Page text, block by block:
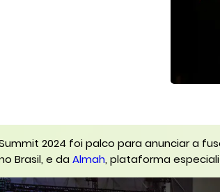
2024 foi palco para anunciar a
Brasil, e da Almah, plataforma